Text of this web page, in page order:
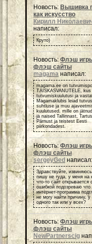
Новость: Вышивка
как искусство
Кирилл
написал:
Круто)
Новость: Флэш
флэш сайты
magama написал:
magama.ee on
TÄISKASVANUTELE,
tutvumiskuulutusi ja
Magamaklubis leiad
suhtluse ja muu
kuulutused, mille on
ja naised Tallinnast,
Pärnust ja teistest Eesti
piirkondadest.
Новость:Флэш
флэш сайты
sergeyGed написал:
Здравствуйте,
пишу не туда, у меня на
что-то сайт открывается
ошибкой подозреваю что
интернет-программа
не могу найти причину,
одного так или у всех?
Новость: Флэш
флэш сайты
NewPartnerscig